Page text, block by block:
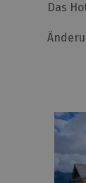
Das